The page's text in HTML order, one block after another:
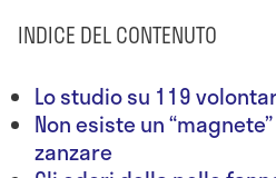
INDICE DEL CONTENUTO
Lo studio su 119
Non esiste un
zanzare